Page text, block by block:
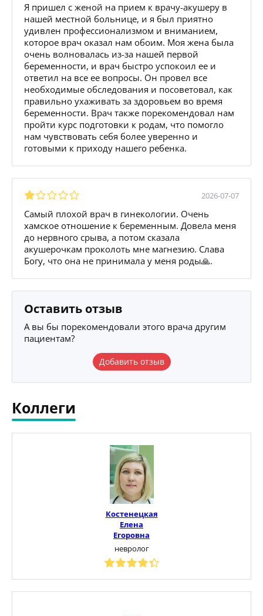
Я пришел с женой на прием к врачу-акушеру в
нашей местной больнице, и я был приятно
удивлен профессионализмом и вниманием,
которое врач оказал нам обоим. Моя жена была
очень волновалась из-за нашей первой
беременности, и врач быстро успокоил ее и
ответил на все ее вопросы. Он провел все
необходимые обследования и посоветовал, как
правильно ухаживать за здоровьем во время
беременности. Врач также порекомендовал нам
пройти курс подготовки к родам, что помогло
нам чувствовать себя более уверенно и
готовыми к приходу нашего ребенка.
2026-07-07
Самый плохой врач в гинекологии. Очень
хамское отношение к беременным. Довела меня
до нервного срыва, а потом сказала
акушерочкам проколоть мне магнезию. Слава
Богу, что она не принимала у меня роды🙏.
Оставить отзыв
А вы бы порекомендовали этого врача другим
пациентам?
Добавить отзыв
Коллеги
Костенецкая
Елена
Егоровна
невролог